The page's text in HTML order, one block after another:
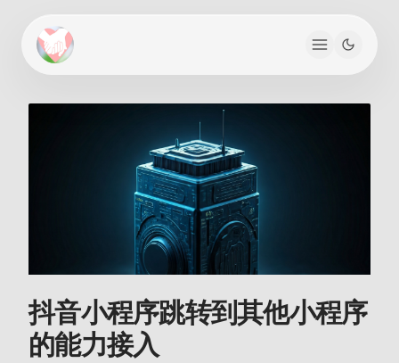
抖音小程序跳转到其他小程序
的能力接入